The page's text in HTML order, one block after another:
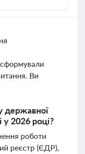
сформували
Ви
державної
у 2026 році?
роботи
реєстр (ЄДР),